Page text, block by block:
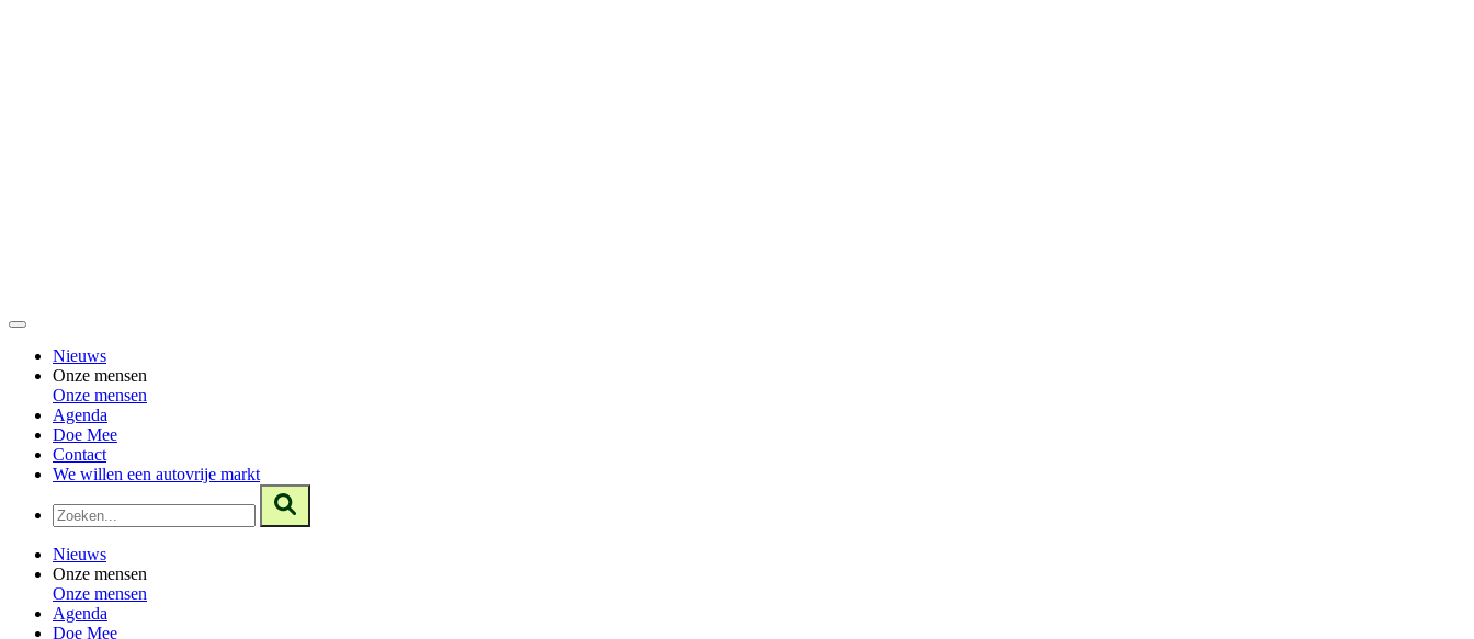
Nieuws
Onze mensen
Onze mensen
Agenda
Doe Mee
Contact
We willen een autovrije markt
Nieuws
Onze mensen
Onze mensen
Agenda
Doe Mee